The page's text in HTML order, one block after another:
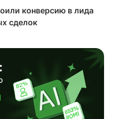
конверсию в лида
сделок